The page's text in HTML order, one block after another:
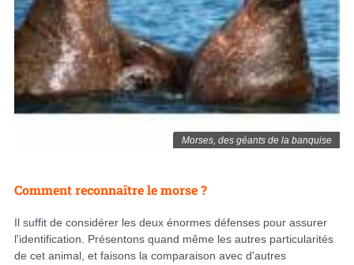
Morses, des géants de la banquise
Comment reconnaître le morse ?
Il suffit de considérer les deux énormes défenses pour assurer
l'identification. Présentons quand même les autres particularités
de cet animal, et faisons la comparaison avec d'autres